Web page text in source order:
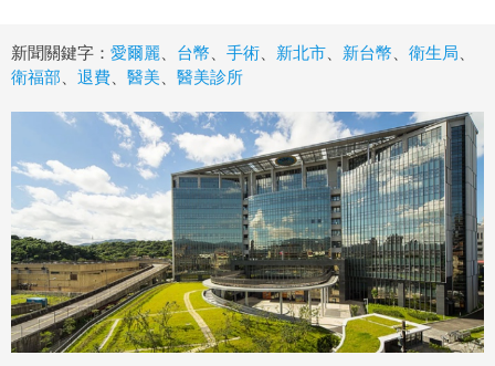
新聞關鍵字： 愛爾麗、 台幣、 手術、 新北市、 新台幣、 衛生局、
衛福部、 退費、 醫美、 醫美診所